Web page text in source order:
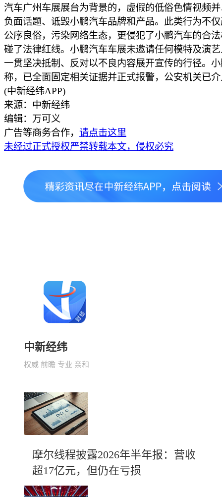
汽车广州车展展台为背景的，虚假的低俗色情视频
负面话题、诋毁小鹏汽车品牌和产品。此类行为不
公序良俗，污染网络生态，更侵犯了小鹏汽车的合
碰了法律红线。小鹏汽车车展未邀请任何模特及演
一贯坚决抵制、反对以不良内容展开宣传的行径。
称，已全面固定相关证据并正式报警，公安机关已
(中新经纬APP)
来源：中新经纬
编辑：万可义
广告等商务合作， 请点击这里
未经过正式授权严禁转载本文，侵权必究
中新经纬
权威 前瞻 专业 亲和
摩尔线程披露2026年半年报：营收
超17亿元，但仍在亏损